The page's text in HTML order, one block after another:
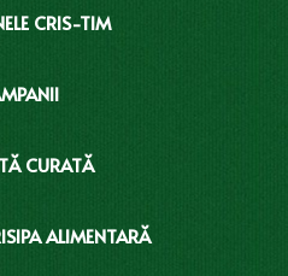
CRIS-TIM
CURATĂ
ALIMENTARĂ